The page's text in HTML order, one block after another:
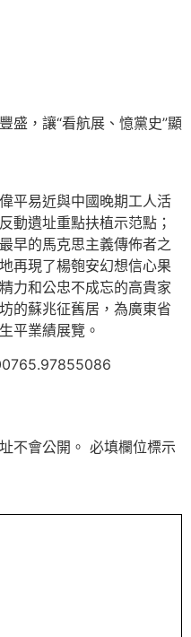
，讓“看航展、憶黨史”顯
易近與中國晚期工人活
動遺址重點扶植示范點；
早的馬克思主義傳佈者之
再現了楊匏安幻想信心果
力和公忠不成忘的高貴家
的蘇兆征舊居，為廣東省
平業績展覽。
不會公開。 必填欄位標示